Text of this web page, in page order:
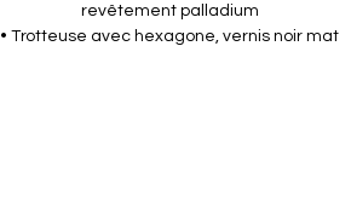
revêtement palladium
• Trotteuse avec hexagone, vernis noir mat